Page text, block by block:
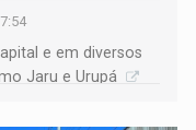
e em diversos
Jaru e Urupá